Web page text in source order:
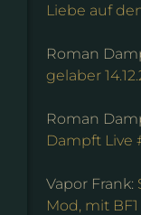
Liebe auf
Roman
gelaber
Roman
Dampft Live
Vapor Frank:
Mod, mit